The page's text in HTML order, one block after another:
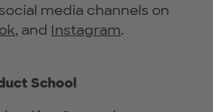
media channels on
, and Instagram.
School